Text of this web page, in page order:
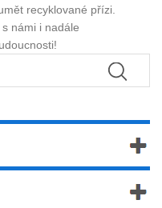
recyklované přízi.
námi i nadále